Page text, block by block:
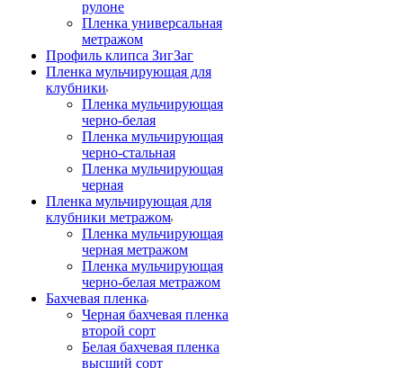
рулоне
Пленка универсальная
метражом
Профиль клипса ЗигЗаг
Пленка мульчирующая для
клубники
Пленка мульчирующая
черно-белая
Пленка мульчирующая
черно-стальная
Пленка мульчирующая
черная
Пленка мульчирующая для
клубники метражом
Пленка мульчирующая
черная метражом
Пленка мульчирующая
черно-белая метражом
Бахчевая пленка
Черная бахчевая пленка
второй сорт
Белая бахчевая пленка
высший сорт